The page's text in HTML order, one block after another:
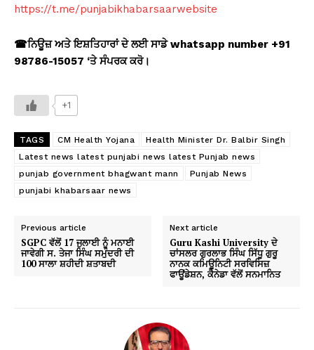
https://t.me/punjabikhabarsaarwebsite
☎ਨਿਊਜ਼ ਅਤੇ ਇਸ਼ਤਿਹਾਰਾਂ ਦੇ ਲਈ ਸਾਡੇ whatsapp number +91
98786-15057 ‘ਤੇ ਸੰਪਰਕ ਕਰੋ।
+1
TAGS CM Health Yojana
Health Minister Dr. Balbir Singh
Latest news latest punjabi news latest Punjab news
punjab government bhagwant mann
Punjab News
punjabi khabarsaar news
Previous article
SGPC ਵੱਲੋਂ 17 ਜੁਲਾਈ ਨੂੰ ਮਨਾਈ
ਜਾਵੇਗੀ ਸ. ਤੇਜਾ ਸਿੰਘ ਸਮੁੰਦਰੀ ਦੀ
100 ਸਾਲਾ ਸ਼ਹੀਦੀ ਸ਼ਤਾਬਦੀ
Next article
Guru Kashi University ਦੇ
ਚਾਂਸਲਰ ਗੁਰਲਾਭ ਸਿੰਘ ਸਿੱਧੂ ਗੁਰੂ
ਨਾਨਕ ਕਮਿਊਨਿਟੀ ਸਰਵਿਸਿਜ਼
ਫਾਊਂਡੇਸ਼ਨ, ਕੈਨੇਡਾ ਵੱਲੋਂ ਸਨਮਾਨਿਤ